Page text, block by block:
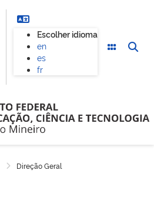
Escolher idioma
en
es
fr
Direção Geral